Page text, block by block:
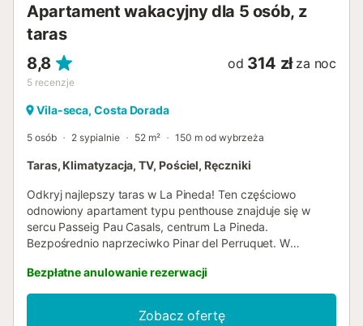
Apartament wakacyjny dla 5 osób, z
taras
8,8
5 recenzje
od 314 zł za noc
Vila-seca, Costa Dorada
5 osób 2 sypialnie 52 m² 150 m od wybrzeża
Taras, Klimatyzacja, TV, Pościel, Ręczniki
Odkryj najlepszy taras w La Pineda! Ten częściowo
odnowiony apartament typu penthouse znajduje się w
sercu Passeig Pau Casals, centrum La Pineda.
Bezpośrednio naprzeciwko Pinar del Perruquet. W
rzut kamieniem od Aquopolis Costa Daurada. Nie będziesz
potrzebować samochodu. ROZKŁAD POMIESZCZEŃ -
Salon z jadalnią i otwartą kuchnią. - Główna sypialnia z
Bezpłatne anulowanie rezerwacji
Zobacz ofertę